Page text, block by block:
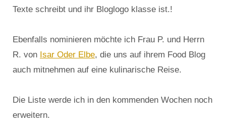
Texte schreibt und ihr Bloglogo klasse ist.!
Ebenfalls nominieren möchte ich Frau P. und Herrn
R. von Isar Oder Elbe, die uns auf ihrem Food Blog
auch mitnehmen auf eine kulinarische Reise.
Die Liste werde ich in den kommenden Wochen noch
erweitern.